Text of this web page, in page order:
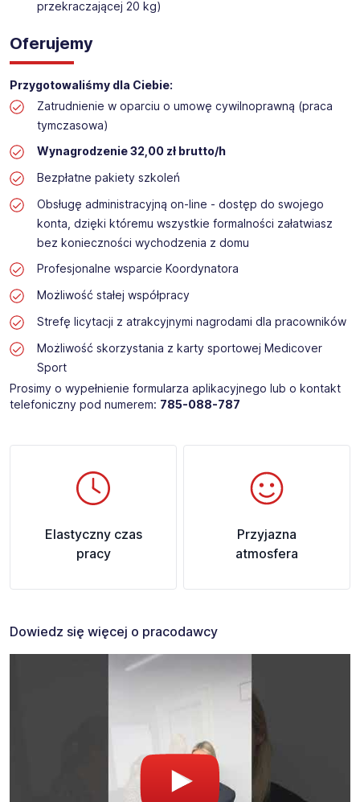
przekraczającej 20 kg)
Oferujemy
Przygotowaliśmy dla Ciebie:
Zatrudnienie w oparciu o umowę cywilnoprawną (praca
tymczasowa)
Wynagrodzenie 32,00 zł brutto/h
Bezpłatne pakiety szkoleń
Obsługę administracyjną on-line - dostęp do swojego
konta, dzięki któremu wszystkie formalności załatwiasz
bez konieczności wychodzenia z domu
Profesjonalne wsparcie Koordynatora
Możliwość stałej współpracy
Strefę licytacji z atrakcyjnymi nagrodami dla pracowników
Możliwość skorzystania z karty sportowej Medicover
Sport
Prosimy o wypełnienie formularza aplikacyjnego lub o kontakt
telefoniczny pod numerem: 785-088-787
Elastyczny czas
pracy
Przyjazna
atmosfera
Dowiedz się więcej o pracodawcy